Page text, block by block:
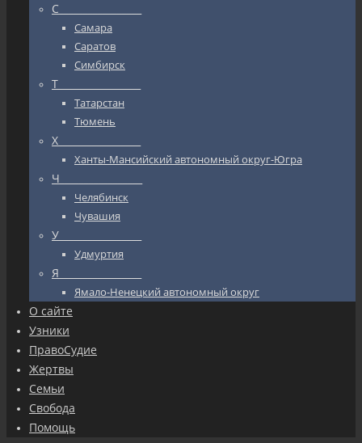
С_________________
Самара
Саратов
Симбирск
Т_________________
Татарстан
Тюмень
Х_________________
Ханты-Мансийский автономный округ-Югра
Ч_________________
Челябинск
Чувашия
У_________________
Удмуртия
Я_________________
Ямало-Ненецкий автономный округ
О сайте
Узники
ПравоСудие
Жертвы
Семьи
Свобода
Помощь